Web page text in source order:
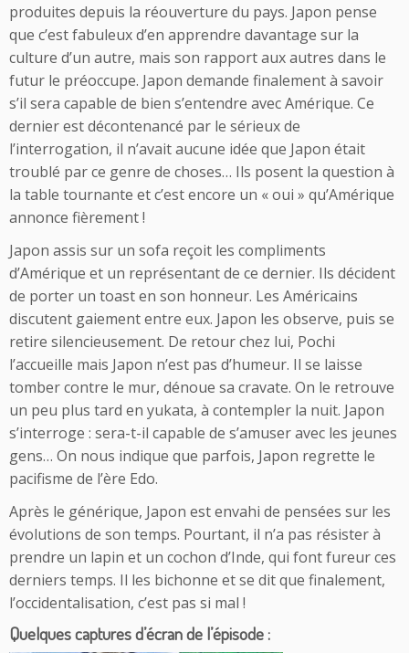
produites depuis la réouverture du pays. Japon pense
que c’est fabuleux d’en apprendre davantage sur la
culture d’un autre, mais son rapport aux autres dans le
futur le préoccupe. Japon demande finalement à savoir
s’il sera capable de bien s’entendre avec Amérique. Ce
dernier est décontenancé par le sérieux de
l’interrogation, il n’avait aucune idée que Japon était
troublé par ce genre de choses… Ils posent la question à
la table tournante et c’est encore un « oui » qu’Amérique
annonce fièrement !
Japon assis sur un sofa reçoit les compliments
d’Amérique et un représentant de ce dernier. Ils décident
de porter un toast en son honneur. Les Américains
discutent gaiement entre eux. Japon les observe, puis se
retire silencieusement. De retour chez lui, Pochi
l’accueille mais Japon n’est pas d’humeur. Il se laisse
tomber contre le mur, dénoue sa cravate. On le retrouve
un peu plus tard en yukata, à contempler la nuit. Japon
s’interroge : sera-t-il capable de s’amuser avec les jeunes
gens… On nous indique que parfois, Japon regrette le
pacifisme de l’ère Edo.
Après le générique, Japon est envahi de pensées sur les
évolutions de son temps. Pourtant, il n’a pas résister à
prendre un lapin et un cochon d’Inde, qui font fureur ces
derniers temps. Il les bichonne et se dit que finalement,
l’occidentalisation, c’est pas si mal !
Quelques captures d’écran de l’épisode :